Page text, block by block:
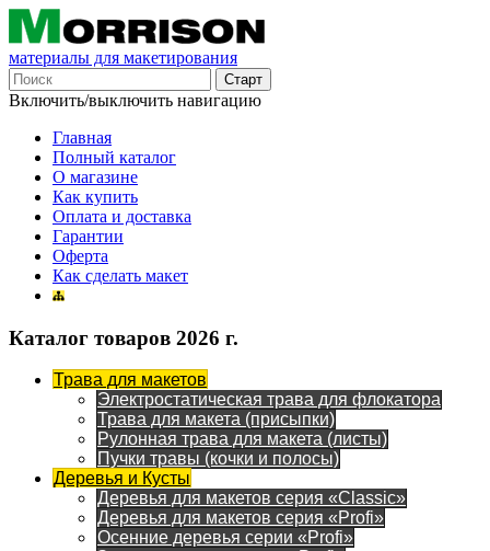
материалы для макетирования
Включить/выключить навигацию
Главная
Полный каталог
О магазине
Как купить
Оплата и доставка
Гарантии
Оферта
Как сделать макет
Каталог товаров 2026 г.
Трава для макетов
Электростатическая трава для флокатора
Трава для макета (присыпки)
Рулонная трава для макета (листы)
Пучки травы (кочки и полосы)
Деревья и Кусты
Деревья для макетов серия «Classic»
Деревья для макетов серия «Profi»
Осенние деревья серии «Profi»